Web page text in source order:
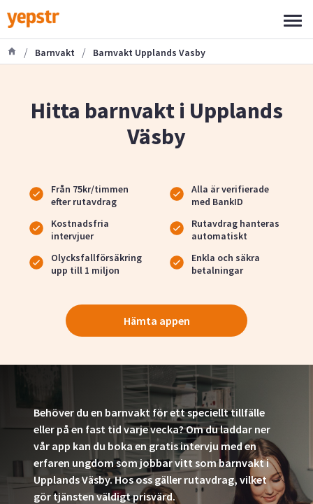
/ Barnvakt / Barnvakt Upplands Vasby
Hitta barnvakt i Upplands
Väsby
Från 75kr/timmen
efter rutavdrag
Alla är verifierade
med BankID
Kostnadsfria
intervjuer
Rutavdrag hanteras
automatiskt
Olycksfallförsäkring
upp till 1 miljon
Enkla och säkra
betalningar
Hämta appen
Behöver du en barnvakt för ett speciellt tillfälle
eller på en fast tid varje vecka? Om du laddar ner
vår app kan du boka en gratis intervju med en
erfaren ungdom som jobbar vitt som barnvakt i
Upplands Väsby. Hos oss gäller rutavdrag, vilket
gör tjänsten väldigt prisvärd.